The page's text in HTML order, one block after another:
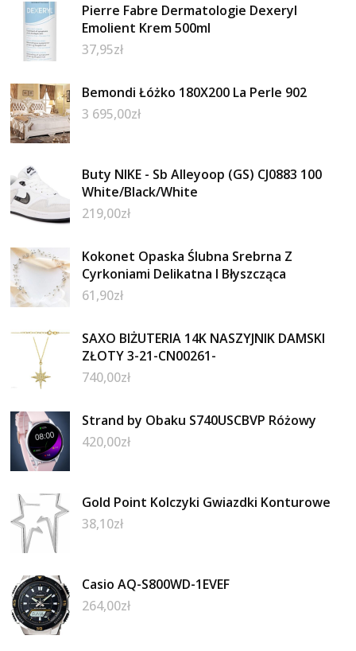
Pierre Fabre Dermatologie Dexeryl
Emolient Krem 500ml
37,95zł
Bemondi Łóżko 180X200 La Perle 902
3 695,00zł
Buty NIKE - Sb Alleyoop (GS) CJ0883 100
White/Black/White
219,00zł
Kokonet Opaska Ślubna Srebrna Z
Cyrkoniami Delikatna I Błyszcząca
61,90zł
SAXO BIŻUTERIA 14K NASZYJNIK DAMSKI
ZŁOTY 3-21-CN00261-
740,00zł
Strand by Obaku S740USCBVP Różowy
420,00zł
Gold Point Kolczyki Gwiazdki Konturowe
38,10zł
Casio AQ-S800WD-1EVEF
264,00zł